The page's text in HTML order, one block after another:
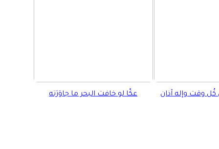
وقت وإله آذان عكّا لو خافت البحر ما جاوَرَته